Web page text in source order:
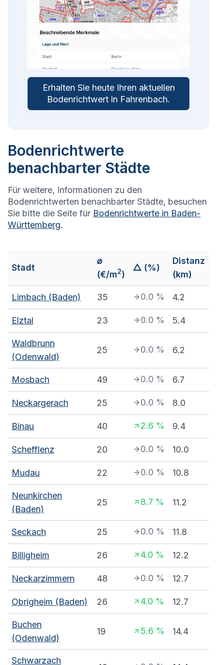
Erhalten Sie heute Ihren aktuellen
Bodenrichtwert in Fahrenbach.
Bodenrichtwerte
benachbarter Städte
Für weitere, Informationen zu den
Bodenrichtwerten benachbarter Städte, besuchen
Sie bitte die Seite für Bodenrichtwerte in Baden-
Württemberg.
Stadt
⌀
(€/m2)
△ (%)
Distanz
(km)
Limbach (Baden) 35 0.0 % 4.2
Elztal 23 0.0 % 5.4
Waldbrunn
(Odenwald)
25 0.0 % 6.2
Mosbach 49 0.0 % 6.7
Neckargerach 25 0.0 % 8.0
Binau 40 2.6 % 9.4
Schefflenz 20 0.0 % 10.0
Mudau 22 0.0 % 10.8
Neunkirchen
(Baden)
25 8.7 % 11.2
Seckach 25 0.0 % 11.8
Billigheim 26 4.0 % 12.2
Neckarzimmern 48 0.0 % 12.7
Obrigheim (Baden) 26 4.0 % 12.7
Buchen
(Odenwald)
19 5.6 % 14.4
Schwarzach